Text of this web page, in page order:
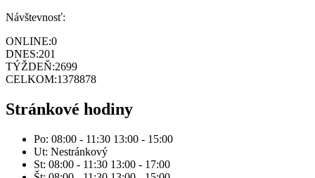
Návštevnosť:
ONLINE:0
DNES:201
TÝŽDEŇ:2699
CELKOM:1378878
Stránkové hodiny
Po: 08:00 - 11:30 13:00 - 15:00
Ut: Nestránkový
St: 08:00 - 11:30 13:00 - 17:00